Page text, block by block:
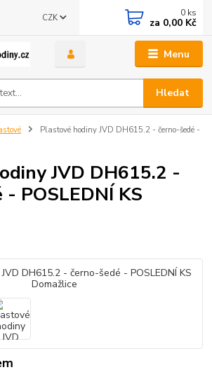
Menu
CZK
Hledat
0 ks
za 0,00 Kč
Plastové hodiny JVD DH615.2 - černo-šedé -
JVD DH615.2 -
POSLEDNÍ KS